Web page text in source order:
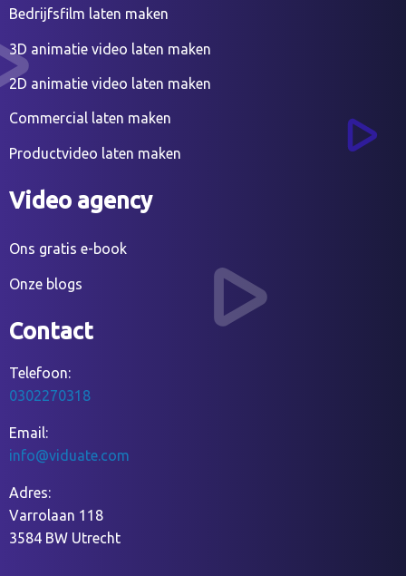
Bedrijfsfilm laten maken
3D animatie video laten maken
2D animatie video laten maken
Commercial laten maken
Productvideo laten maken
Video agency
Ons gratis e-book
Onze blogs
Contact
Telefoon:
0302270318
Email:
info@viduate.com
Adres:
Varrolaan 118
3584 BW Utrecht